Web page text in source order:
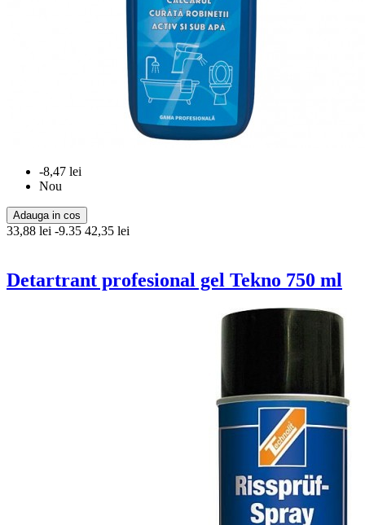
-8,47 lei
Nou
Adauga in cos
33,88 lei -9.35 42,35 lei
Detartrant profesional gel Tekno 750 ml